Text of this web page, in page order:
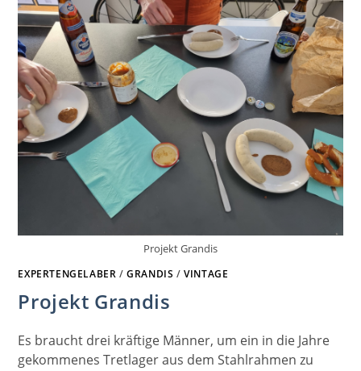
Projekt Grandis
EXPERTENGELABER /GRANDIS /VINTAGE
Projekt Grandis
Es braucht drei kräftige Männer, um ein in die Jahre
gekommenes Tretlager aus dem Stahlrahmen zu